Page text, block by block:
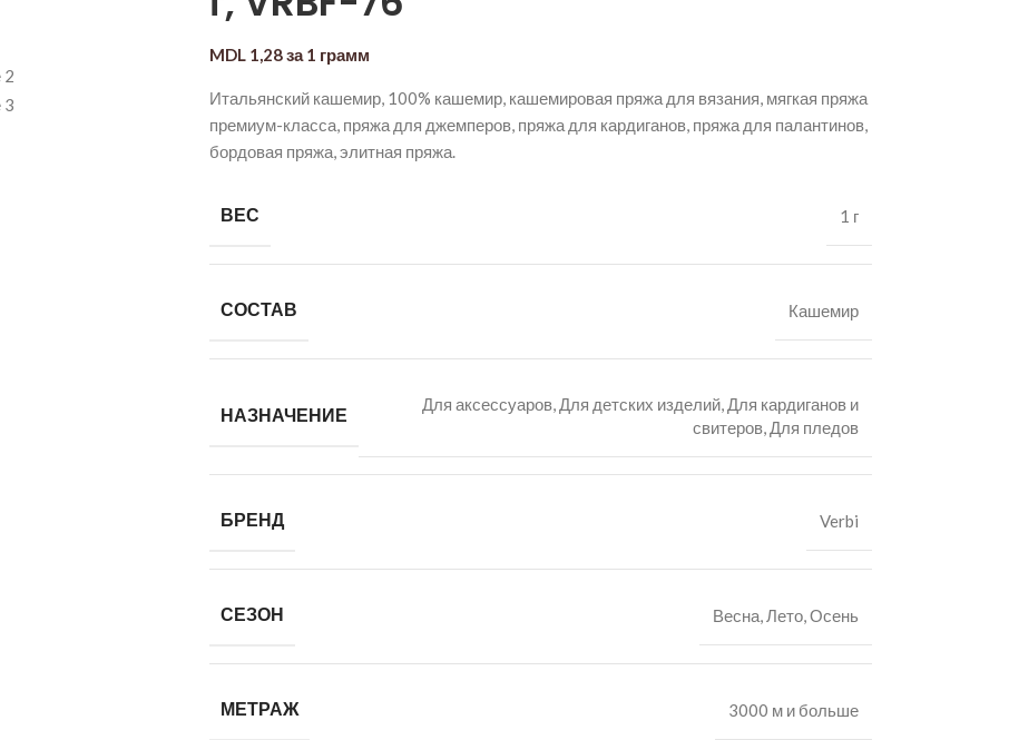
MDL1,28за 1 грамм
Итальянский кашемир, 100% кашемир, кашемировая пряжа для вязания, мягкая пряжа
премиум-класса, пряжа для джемперов, пряжа для кардиганов, пряжа для палантинов,
бордовая пряжа, элитная пряжа.
ВЕС 1 г
СОСТАВ Кашемир
НАЗНАЧЕНИЕ Для аксессуаров, Для детских изделий, Для кардиганов и
свитеров, Для пледов
БРЕНД Verbi
СЕЗОН Весна,Лето,Осень
МЕТРАЖ 3000 м и больше